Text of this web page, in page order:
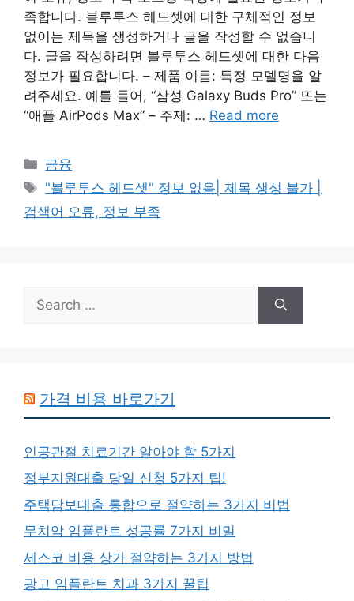
족합니다. 블루투스 헤드셋에 대한 구체적인 정보
없이는 제목을 생성하거나 글을 작성할 수 없습니
다. 글을 작성하려면 블루투스 헤드셋에 대한 다음
정보가 필요합니다. – 제품 이름: 특정 모델명을 알
려주세요. 예를 들어, “삼성 Galaxy Buds Pro” 또는
“애플 AirPods Max” – 주제: … Read more
Categories
금융
Tags
"블루투스 헤드셋" 정보 없음| 제목 생성 불가 |
검색어 오류, 정보 부족
for:
가격 비용 바로가기
인공관절 치료기간 알아야 할 5가지
정부지원대출 당일 신청 5가지 팁!
주택담보대출 통합으로 절약하는 3가지 비법
무치악 임플란트 성공률 7가지 비밀
세스코 비용 상가 절약하는 3가지 방법
광고 임플란트 치과 3가지 꿀팁